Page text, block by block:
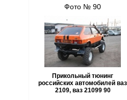
Фото № 90
Прикольный тюнинг
российских автомобилей ваз
2109, ваз 21099 90